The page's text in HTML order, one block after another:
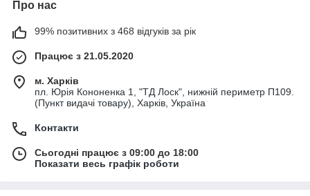
Про нас
99% позитивних з 468 відгуків за рік
Працює з 21.05.2020
м. Харків
пл. Юрія Кононенка 1, "ТД Лоск", нижній периметр П109.
(Пункт видачі товару), Харків, Україна
Контакти
Сьогодні працює з 09:00 до 18:00
Показати весь графік роботи